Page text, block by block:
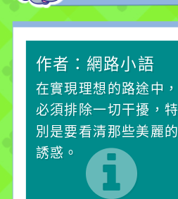
作者：網路小語
在實現理想的路途中，
必須排除一切干擾，特
別是要看清那些美麗的
誘惑。